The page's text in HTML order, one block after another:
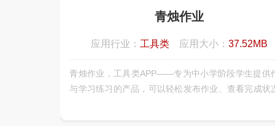
青烛作业
应用行业： 工具类应用大小： 37.52MB
青烛作业，工具类APP——专为中小学阶段学生提供
与学习练习的产品，可以轻松发布作业、查看完成状
分析和个性化推荐，帮你查漏补缺巩固所学知识操